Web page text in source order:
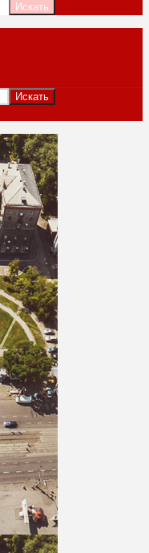
Искать
Искать